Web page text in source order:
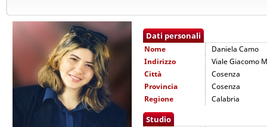
Dati personali
Nome
Daniela Camo
Indirizzo
Viale Giacomo
Città
Cosenza
Provincia
Cosenza
Regione
Calabria
Studio